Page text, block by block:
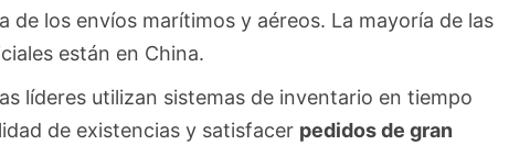
de los envíos marítimos y aéreos. La mayoría de las
están en China.
líderes utilizan sistemas de inventario en tiempo
de existencias y satisfacer pedidos de gran